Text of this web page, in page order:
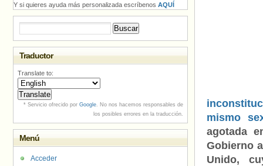
mismo
agotada
Gobierno
Unido,
Y si quieres ayuda más personalizada escríbenos AQUÍ
Traductor
Translate to:
* Servicio ofrecido por Google. No nos hacemos responsables de
los posibles errores en la traducción.
Menú
Acceder